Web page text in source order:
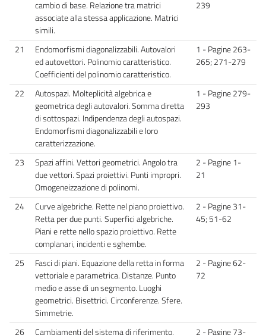
cambio di base. Relazione tra matrici
associate alla stessa applicazione. Matrici
simili.
239
21
Endomorfismi diagonalizzabili. Autovalori
ed autovettori. Polinomio caratteristico.
Coefficienti del polinomio caratteristico.
1 - Pagine 263-
265; 271-279
22
Autospazi. Molteplicità algebrica e
geometrica degli autovalori. Somma diretta
di sottospazi. Indipendenza degli autospazi.
Endomorfismi diagonalizzabili e loro
caratterizzazione.
1 - Pagine 279-
293
23
Spazi affini. Vettori geometrici. Angolo tra
due vettori. Spazi proiettivi. Punti impropri.
Omogeneizzazione di polinomi.
2 - Pagine 1-
21
24
Curve algebriche. Rette nel piano proiettivo.
Retta per due punti. Superfici algebriche.
Piani e rette nello spazio proiettivo. Rette
complanari, incidenti e sghembe.
2 - Pagine 31-
45; 51-62
25
Fasci di piani. Equazione della retta in forma
vettoriale e parametrica. Distanze. Punto
medio e asse di un segmento. Luoghi
geometrici. Bisettrici. Circonferenze. Sfere.
Simmetrie.
2 - Pagine 62-
72
26
Cambiamenti del sistema di riferimento.
2 - Pagine 73-